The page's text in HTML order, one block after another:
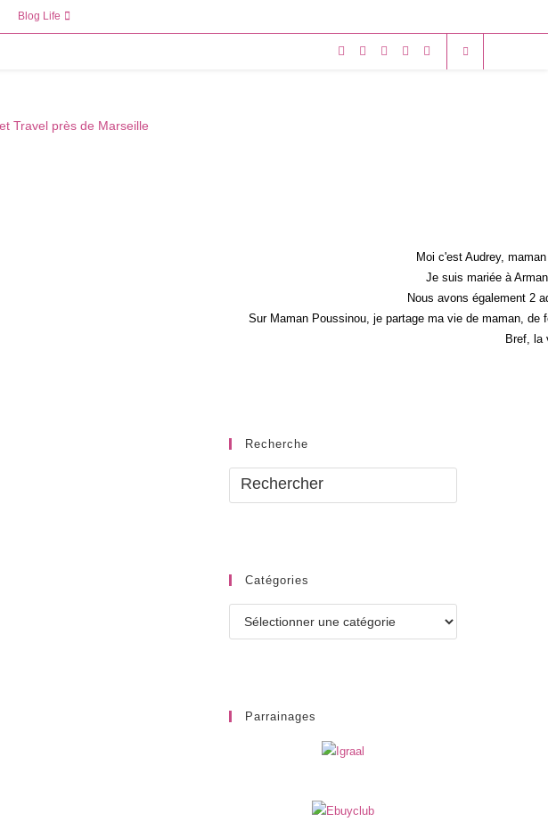
Blog Life
Moi c'est Audrey,
Je suis mariée à
Nous avons également 2
Sur Maman Poussinou, je partage ma vie de maman,
Bref, la
Recherche
Catégories
Parrainages